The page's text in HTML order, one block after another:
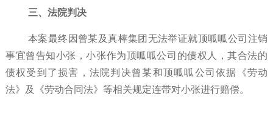
三、法院判决
本案最终因曾某及真棒集团无法举证就顶呱呱公司注销
事宜曾告知小张，小张作为顶呱呱公司的债权人，其合法的
债权受到了损害，法院判决曾某和顶呱呱公司依据《劳动
法》及《劳动合同法》等相关规定连带对小张进行赔偿。